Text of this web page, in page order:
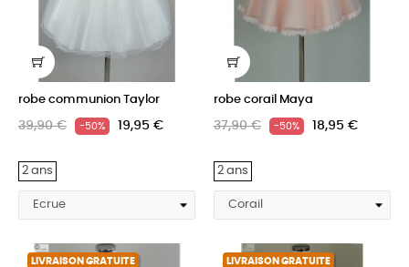
robe communion Taylor
39,90 € -50% 19,95 €
2 ans
robe corail Maya
37,90 € -50% 18,95 €
2 ans
LIVRAISON GRATUITE LIVRAISON GRATUITE